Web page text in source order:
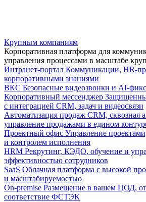
Крупным компаниям
Корпоративная платформа для
управления процессами в масштабе
Интранет-портал Коммуникации, HR-
корпоративными знаниями
ВКС Безопасные видеозвонки и AI-
Корпоративный мессенджер
с интеграцией CRM, задач и видеосвязи
Автоматизация продаж CRM, сквозная
управление продажами в едином
Проектный офис Управление
и контролем исполнения
HRM Рекрутинг, КЭДО, обучение и
эффективностью сотрудников
SaaS Облачная платформа с высокой
и масштабируемостью
On-premise Размещение в вашем ЦОД,
соответствие ФСТЭК